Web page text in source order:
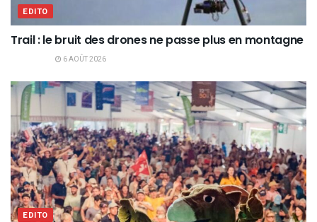
EDITO
Trail : le bruit des drones ne passe plus en montagne
6 AOÛT 2026
EDITO